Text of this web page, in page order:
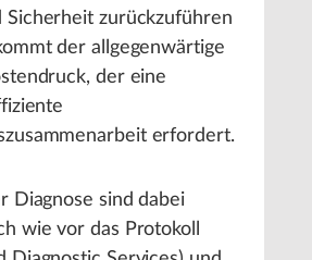
Sicherheit zurückzuführen
der allgegenwärtige
der eine
erfordert.
Diagnose sind dabei
wie vor das Protokoll